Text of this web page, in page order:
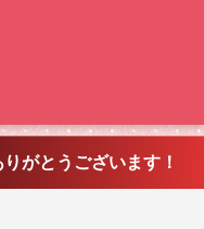
がとうございます！